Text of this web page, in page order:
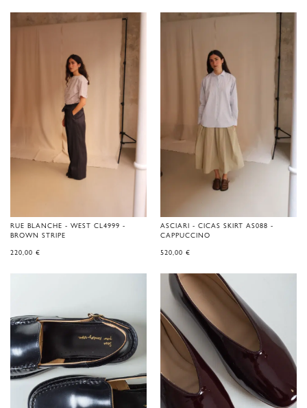
RUE BLANCHE - WEST CL4999 -
BROWN STRIPE
220,00 €
ASCIARI - CICAS SKIRT AS088 -
CAPPUCCINO
520,00 €